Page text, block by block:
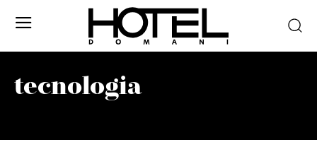
tecnologia